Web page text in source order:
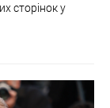
сторінок у